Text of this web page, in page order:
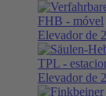
FHB - móvel
Elevador de
TPL -
Elevador de